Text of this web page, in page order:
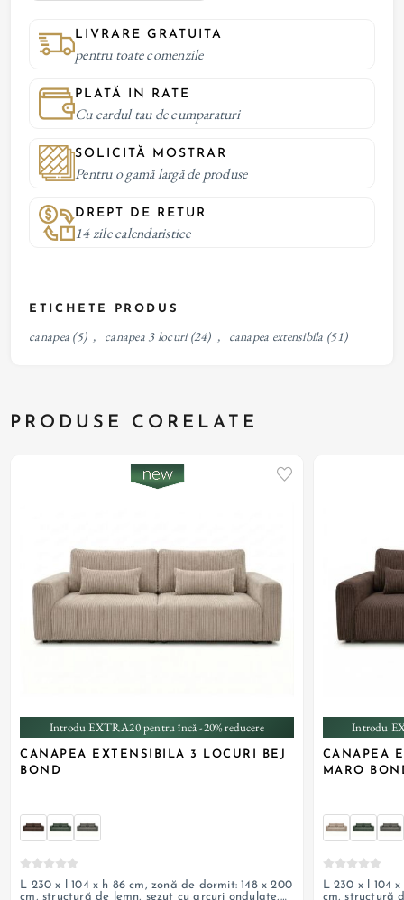
LIVRARE GRATUITA
pentru toate comenzile
PLATĂ IN RATE
Cu cardul tau de cumparaturi
SOLICITĂ MOSTRAR
Pentru o gamă largă de produse
DREPT DE RETUR
14 zile calendaristice
ETICHETE PRODUS
canapea (5) , canapea 3 locuri (24) , canapea extensibila (51)
PRODUSE CORELATE
Introdu EXTRA20 pentru încă -20% reducere
CANAPEA EXTENSIBILA 3 LOCURI BEJ
BOND
L 230 x l 104 x h 86 cm, zonă de dormit: 148 x 200
cm, structură de lemn, șezut cu arcuri ondulate,
Introdu
CANAPEA
MARO
L 230 x l 104
cm, structură